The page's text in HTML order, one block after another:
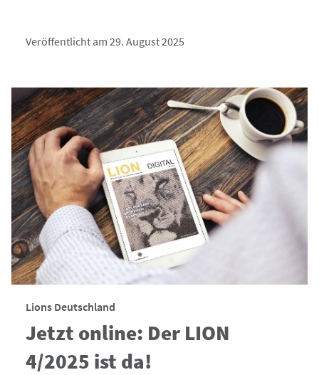
Veröffentlicht am 29. August 2025
Lions Deutschland
Jetzt online: Der LION
4/2025 ist da!